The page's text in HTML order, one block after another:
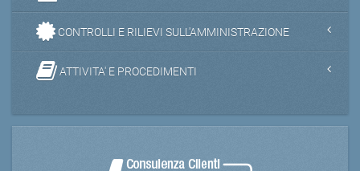
CONTROLLI E RILIEVI SULL'AMMINISTRAZIONE
ATTIVITA' E PROCEDIMENTI